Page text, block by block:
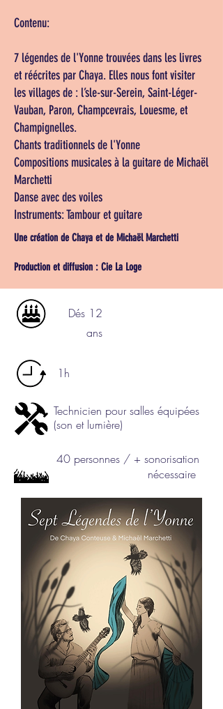
Contenu:
7 légendes de l'Yonne trouvées dans les livres
et réécrites par Chaya. Elles nous font visiter
les villages de : l’sle-sur-Serein, Saint-Léger-
Vauban, Paron, Champcevrais, Louesme, et
Champignelles.
Chants traditionnels de l'Yonne
Compositions musicales à la guitare de Michaël
Marchetti
Danse avec des voiles
Instruments: Tambour et guitare
Une création de Chaya et de Michaël Marchetti
Production et diffusion : Cie La Loge
Dés 12
ans
1h
Technicien pour salles équipées
(son et lumière)
40 personnes / + sonorisation
nécessaire